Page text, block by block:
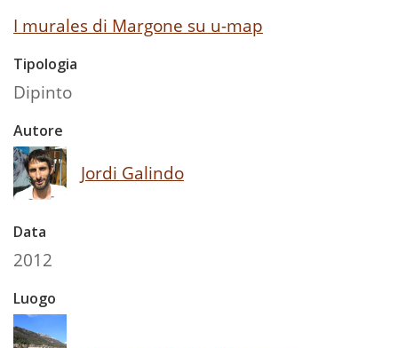
I murales di Margone su u-map
Tipologia
Dipinto
Autore
Jordi Galindo
Data
2012
Luogo